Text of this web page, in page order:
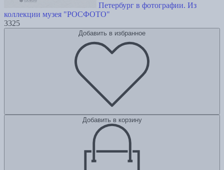
Петербург в фотографии. Из
коллекции музея "РОСФОТО"
3325
Добавить в избранное
Добавить в корзину